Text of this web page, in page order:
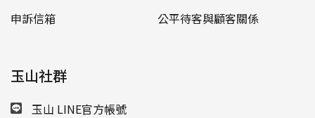
申訴信箱
公平待客與顧客關係
玉山社群
玉山 LINE官方帳號